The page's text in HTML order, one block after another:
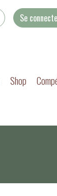
Se
Shop